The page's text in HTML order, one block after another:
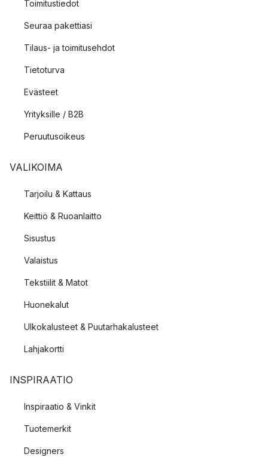
Toimitustiedot
Seuraa pakettiasi
Tilaus- ja toimitusehdot
Tietoturva
Evästeet
Yrityksille / B2B
Peruutusoikeus
VALIKOIMA
Tarjoilu & Kattaus
Keittiö & Ruoanlaitto
Sisustus
Valaistus
Tekstiilit & Matot
Huonekalut
Ulkokalusteet & Puutarhakalusteet
Lahjakortti
INSPIRAATIO
Inspiraatio & Vinkit
Tuotemerkit
Designers